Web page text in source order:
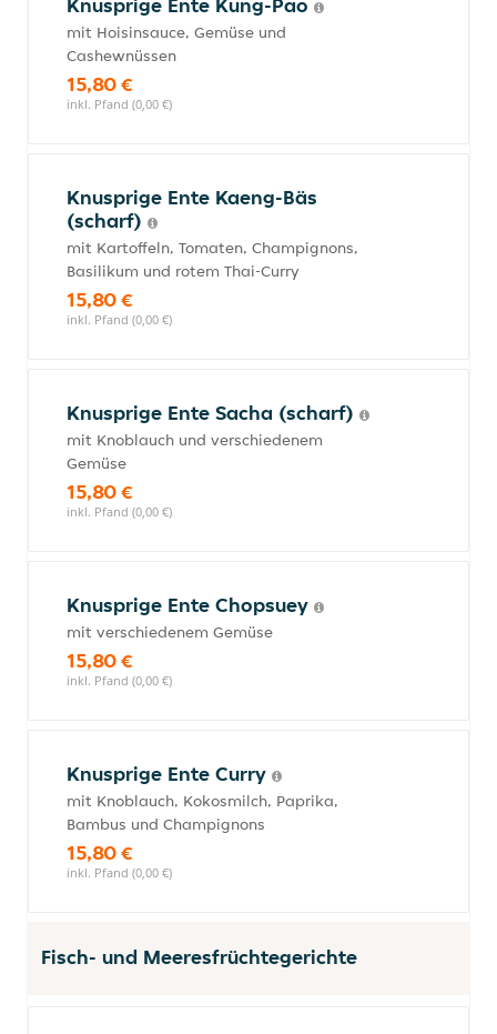
mit Hoisinsauce, Gemüse und
Cashewnüssen
15,80 €
inkl. Pfand (0,00 €)
Knusprige Ente Kaeng-Bäs
(scharf)
mit Kartoffeln, Tomaten, Champignons,
Basilikum und rotem Thai-Curry
15,80 €
inkl. Pfand (0,00 €)
Knusprige Ente Sacha (scharf)
mit Knoblauch und verschiedenem
Gemüse
15,80 €
inkl. Pfand (0,00 €)
Knusprige Ente Chopsuey
mit verschiedenem Gemüse
15,80 €
inkl. Pfand (0,00 €)
Knusprige Ente Curry
mit Knoblauch, Kokosmilch, Paprika,
Bambus und Champignons
15,80 €
inkl. Pfand (0,00 €)
Fisch- und Meeresfrüchtegerichte